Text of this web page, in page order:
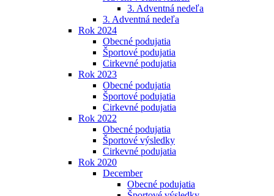
3. Adventná nedeľa
3. Adventná nedeľa
Rok 2024
Obecné podujatia
Športové podujatia
Cirkevné podujatia
Rok 2023
Obecné podujatia
Športové podujatia
Cirkevné podujatia
Rok 2022
Obecné podujatia
Športové výsledky
Cirkevné podujatia
Rok 2020
December
Obecné podujatia